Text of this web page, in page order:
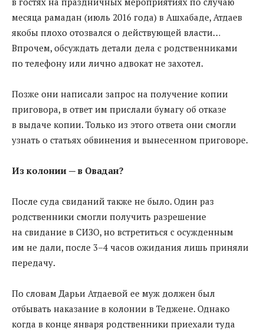
месяца рамадан (июль 2016 года) в Ашхабаде, Атдаев
якобы плохо отозвался о действующей власти…
Впрочем, обсуждать детали дела с родственниками
по телефону или лично адвокат не захотел.
Позже они написали запрос на получение копии
приговора, в ответ им прислали бумагу об отказе
в выдаче копии. Только из этого ответа они смогли
узнать о статьях обвинения и вынесенном приговоре.
Из колонии — в Овадан?
После суда свиданий также не было. Один раз
родственники смогли получить разрешение
на свидание в СИЗО, но встретиться с осужденным
им не дали, после 3–4 часов ожидания лишь приняли
передачу.
По словам Дарьи Атдаевой ее муж должен был
отбывать наказание в колонии в Теджене. Однако
когда в конце января родственники приехали туда